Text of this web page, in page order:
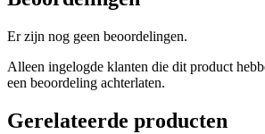
Er zijn nog geen beoordelingen.
Alleen ingelogde klanten die dit product
een beoordeling achterlaten.
Gerelateerde producten